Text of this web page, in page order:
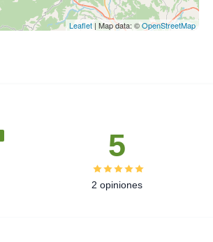
Leaflet | Map data: ©OpenStreetMap
5
2 opiniones